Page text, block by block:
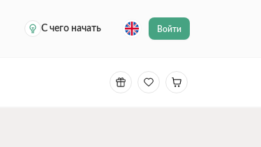
С чего начать
Войти